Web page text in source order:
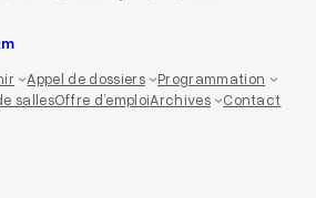
Appel de dossiers
Programmation
sallesOffre d’emploiArchives Contact